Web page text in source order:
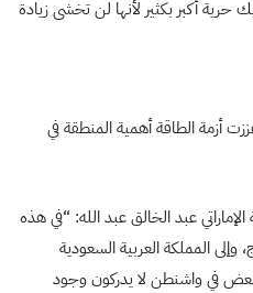
حرية أكبر بكثير لأنها لن تخشى زيادة
أزمة الطاقة أهمية المنطقة في
عبد الخالق عبد الله: “في هذه
المملكة العربية السعودية
في واشنطن لا يدركون وجود